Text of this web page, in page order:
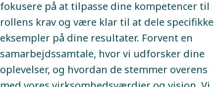
fokusere på at tilpasse dine kompetencer til
rollens krav og være klar til at dele specifikke
eksempler på dine resultater. Forvent en
samarbejdssamtale, hvor vi udforsker dine
oplevelser, og hvordan de stemmer overens